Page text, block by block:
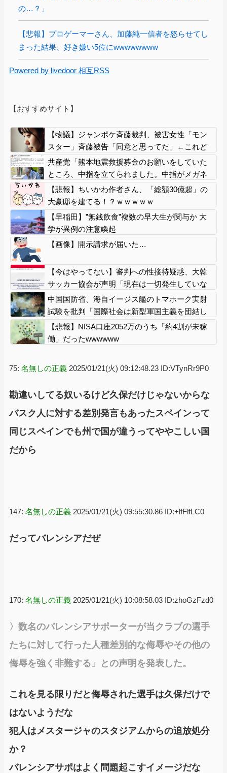
の…？」
【悲報】プロゲーマーさん、加藤純一信者を怒らせてし
まった結果、好き嫌い5位にwwwwwwww
Powered by livedoor 相互RSS
【おすすめサイト】
【物議】ジャンポケ斉藤裁判、被害女性「モン
スター」斉藤被告「同意と思ってた」←これど
っちが勝つの？
共産党「熊本地震救援募金のお願いをしていた
ところ、中指を立てられました。中指がメガネ
に当たり、危うく怪我をするところでした」
【悲報】ちいかわ作者さん、「総額30億超」の
大豪邸を建てる！？ｗｗｗｗｗ
【早稲田】”無銭飲食”複数の早大生が関与か 大
学が異例の注意喚起
【画像】開示請求が届いた…
【今はやってない】審判への性接待疑惑、大韓
サッカー協会が声明「現在は一切発生していな
い」「世界中のサッカー界関係者の皆さんにお
詫び」
中国国防省、海自イージス艦のトマホーク実射
試験を批判「国際社会は新型軍国主義を団結し
て阻止を」！
【悲報】NISA口座2052万のうち「約4割が未稼
働」だったwwwwww
75: 名無しの正義 2025/01/21(火) 09:12:48.23 ID:VTynRr9P0
勘違いしてる奴いるけど久保だけじゃないからな
バスク人に対する差別発言もあったスペインって
同じスペインでも州で国が違うってややこしい国
だから
147: 名無しの正義 2025/01/21(火) 09:55:30.86 ID:+lfFlfLC0
だってバレンシアだぜ
170: 名無しの正義 2025/01/21(火) 10:08:58.03 ID:zhoGzFzd0
〉数名のバレンシアサポーターが当クラブの選手
たちに対して行った人種差別的な侮辱やその他の
侮辱を強く非難する」との声明を発表した。
これを見る限りだと侮辱された選手は久保だけで
はないようだな
犯人はメスタージャのスタジアムからの追放処分
か？
バレンシアサポはよく問題起こすイメージだな